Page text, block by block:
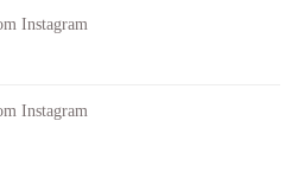
Instagram
Instagram